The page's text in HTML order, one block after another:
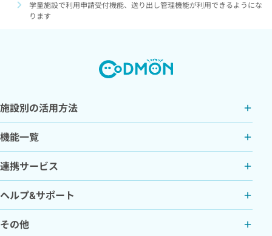
学童施設で利用申請受付機能、送り出し管理機能が利用できるようにな
ります
施設別の活用方法
機能一覧
連携サービス
ヘルプ&サポート
その他